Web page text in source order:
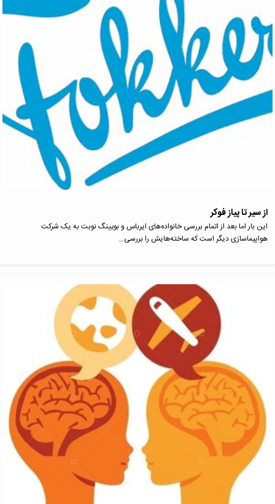
از سیر تا پیاز فوکر
این بار اما بعد از اتمام بررسی خانواده‌های ایرباس و بویینگ نوبت به یک شرکت
هواپیماسازی دیگر است که ساخته‌هایش را بررسی…